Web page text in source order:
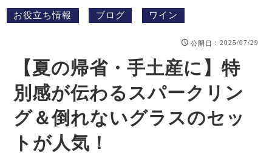
お役立ち情報 ブログ ワイン
公開日 ：2025/07/29
【夏の帰省・手土産に】特
別感が伝わるスパークリン
グ＆倒れないグラスのセッ
トが人気！